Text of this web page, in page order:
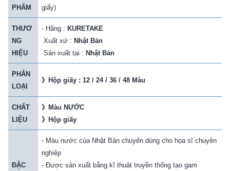
PHẨM
giấy)
THƯƠ
NG
HIỆU
- Hãng : KURETAKE
Xuất xứ : Nhật Bản
Sản xuất tại : Nhật Bản
PHÂN
LOẠI
》 Hộp giấy : 12 / 24 / 36 / 48 Màu
CHẤT
LIỆU
》 Màu NƯỚC
》 Hộp giấy
ĐẶC
- Màu nước của Nhật Bản chuyên dùng cho họa sĩ chuyên
nghiệp
- Được sản xuất bằng kĩ thuật truyền thống tạo gam